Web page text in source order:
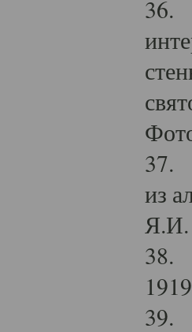
36.
37.
из
Я.И.
38.
39.